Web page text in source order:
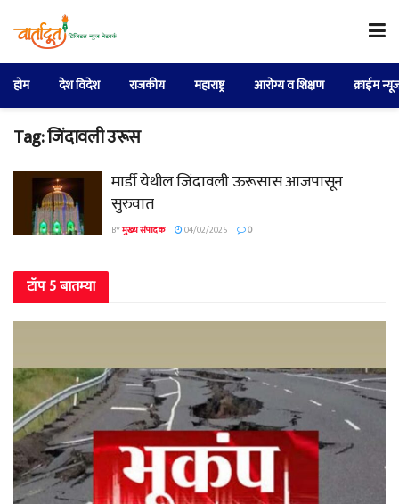
होम देश विदेश राजकीय महाराष्ट्र आरोग्य व शिक्षण क्राईम
Tag:जिंदावली उरूस
मार्डी येथील जिंदावली ऊरूसास आजपासून
सुरुवात
BYमुख्य संपादक 04/02/2025 0
टॉप 5 बातम्या